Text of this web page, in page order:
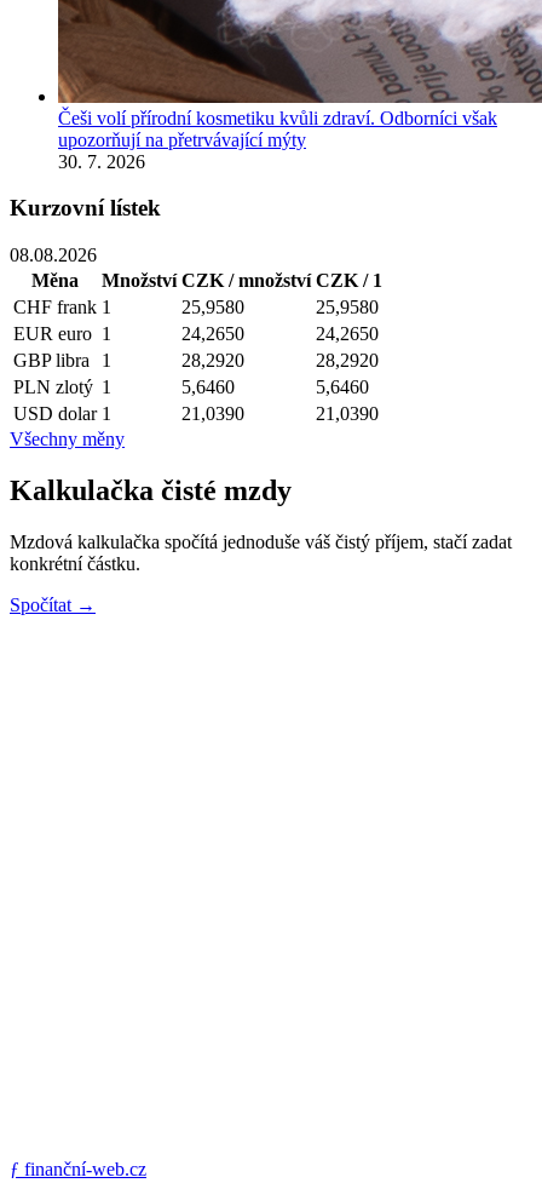
Češi volí přírodní kosmetiku kvůli zdraví. Odborníci však
upozorňují na přetrvávající mýty
30. 7. 2026
Kurzovní lístek
08.08.2026
Měna
Množství CZK / množství CZK / 1
CHF frank 1 25,9580
25,9580
EUR euro 1 24,2650
24,2650
GBP libra 1 28,2920
28,2920
PLN zlotý 1 5,6460
5,6460
USD dolar 1 21,0390
21,0390
Všechny měny
Kalkulačka čisté mzdy
Mzdová kalkulačka spočítá jednoduše váš čistý příjem, stačí zadat
konkrétní částku.
Spočítat →
ƒ finanční-web.cz